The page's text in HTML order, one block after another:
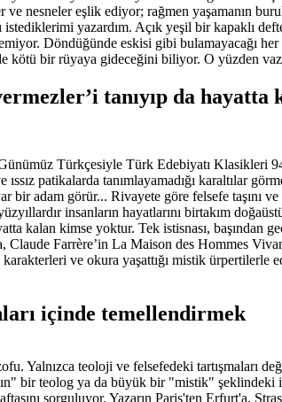
ve nesneler eşlik ediyor; rağmen yaşamanın
istediklerimi yazardım. Açık yeşil bir kapaklı
Döndüğünde eskisi gibi bulamayacağı her
kötü bir rüyaya gideceğini biliyor. O yüzden
tanıyıp da
Türkçesiyle Türk Edebiyatı Klasikleri
patikalarda tanımlayamadığı karaltılar
bir adam görür... Rivayete göre felsefe taşını
insanların hayatlarını birtakım
kalan kimse yoktur. Tek istisnası,
Farrère’in La Maison des Hommes
ve okura yaşattığı mistik ürpertilerle
içinde temellendirmek
Yalnızca teoloji ve felsefedeki tartışmaları
bir teolog ya da büyük bir "mistik" şeklindeki
sorguluyor. Yazarın Paris'ten Erfurt'a,